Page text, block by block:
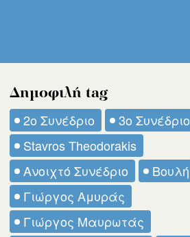
Δημοφιλή tag
2ο Συνέδριο
3ο Συνέδριο
Stavros Theodorakis
Ανοιχτό Συνέδριο
Βουλή
Γιώργος Αμυράς
Γιώργος Μαυρωτάς